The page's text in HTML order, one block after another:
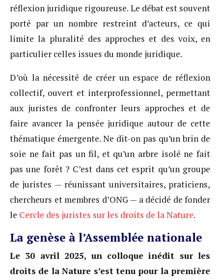
réflexion juridique rigoureuse. Le débat est souvent
porté par un nombre restreint d’acteurs, ce qui
limite la pluralité des approches et des voix, en
particulier celles issues du monde juridique.
D’où la nécessité de créer un espace de réflexion
collectif, ouvert et interprofessionnel, permettant
aux juristes de confronter leurs approches et de
faire avancer la pensée juridique autour de cette
thématique émergente. Ne dit-on pas qu’un brin de
soie ne fait pas un fil, et qu’un arbre isolé ne fait
pas une forêt ? C’est dans cet esprit qu’un groupe
de juristes — réunissant universitaires, praticiens,
chercheurs et membres d’ONG — a décidé de fonder
le Cercle des juristes sur les droits de la Nature.
La genèse à l’Assemblée nationale
Le 30 avril 2025, un colloque inédit sur les
droits de la Nature s’est tenu pour la première